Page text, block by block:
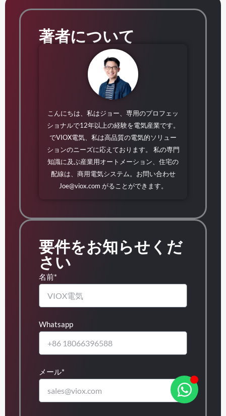
著者について
こんにちは、私はジョー、専用のプロフェッ
ショナルで12年以上の経験を電気産業です。
でVIOX電気、私は高品質の電気的ソリュー
ションのニーズに応えております。 私の専門
知識に及ぶ産業用オートメーション、住宅の
配線は、商用電気システム。お問い合わせ
Joe@viox.com がることができます。
要件をお知らせくだ
さい
名前*
Whatsapp
メール*